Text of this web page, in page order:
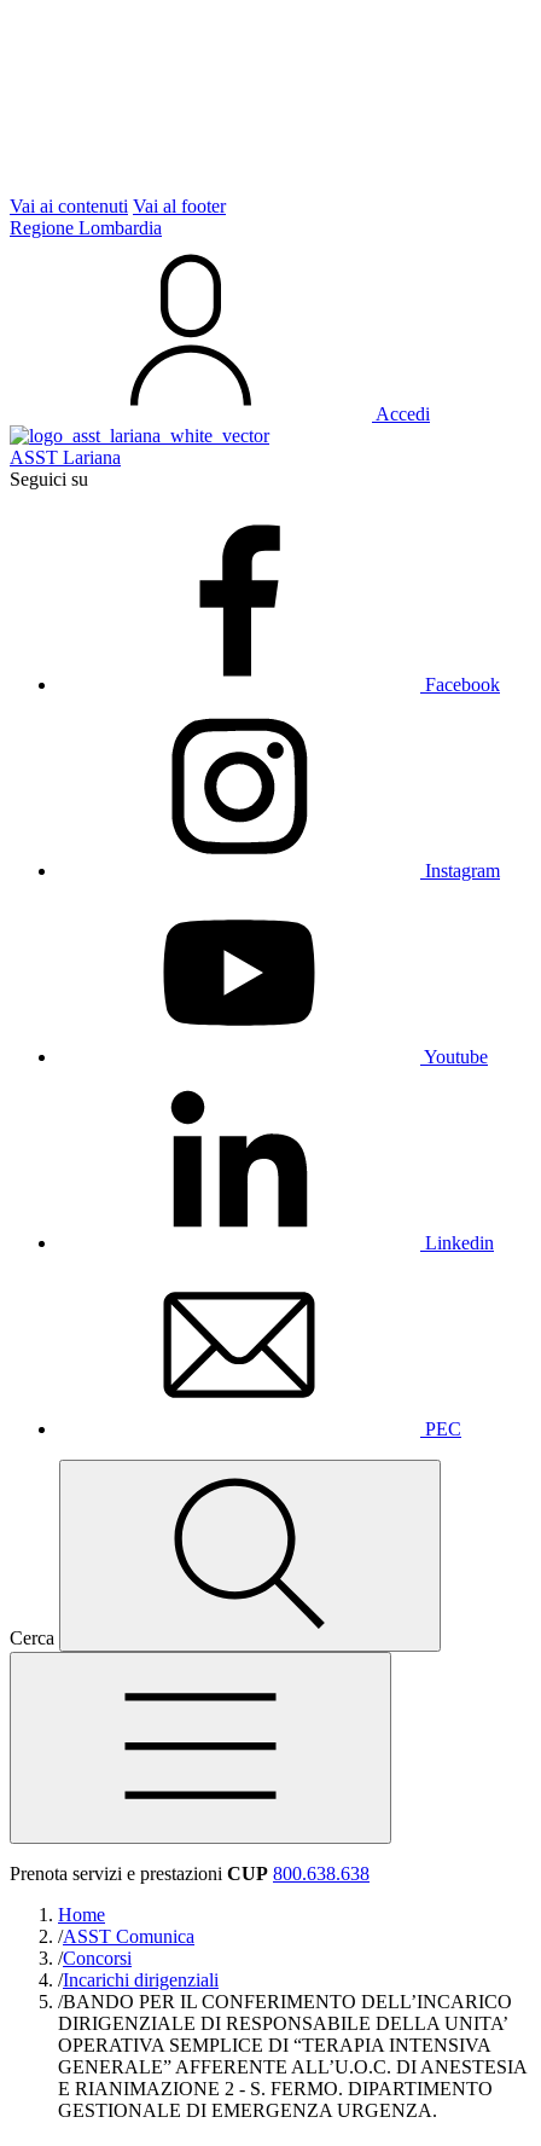
Vai ai contenuti Vai al footer
Regione Lombardia
Accedi
ASST Lariana
Seguici su
Facebook
Instagram
Youtube
Linkedin
PEC
Cerca
Prenota servizi e prestazioni CUP 800.638.638
Home
/ASST Comunica
/Concorsi
/Incarichi dirigenziali
/BANDO PER IL CONFERIMENTO DELL’INCARICO
DIRIGENZIALE DI RESPONSABILE DELLA UNITA’
OPERATIVA SEMPLICE DI “TERAPIA INTENSIVA
GENERALE” AFFERENTE ALL’U.O.C. DI ANESTESIA
E RIANIMAZIONE 2 - S. FERMO. DIPARTIMENTO
GESTIONALE DI EMERGENZA URGENZA.